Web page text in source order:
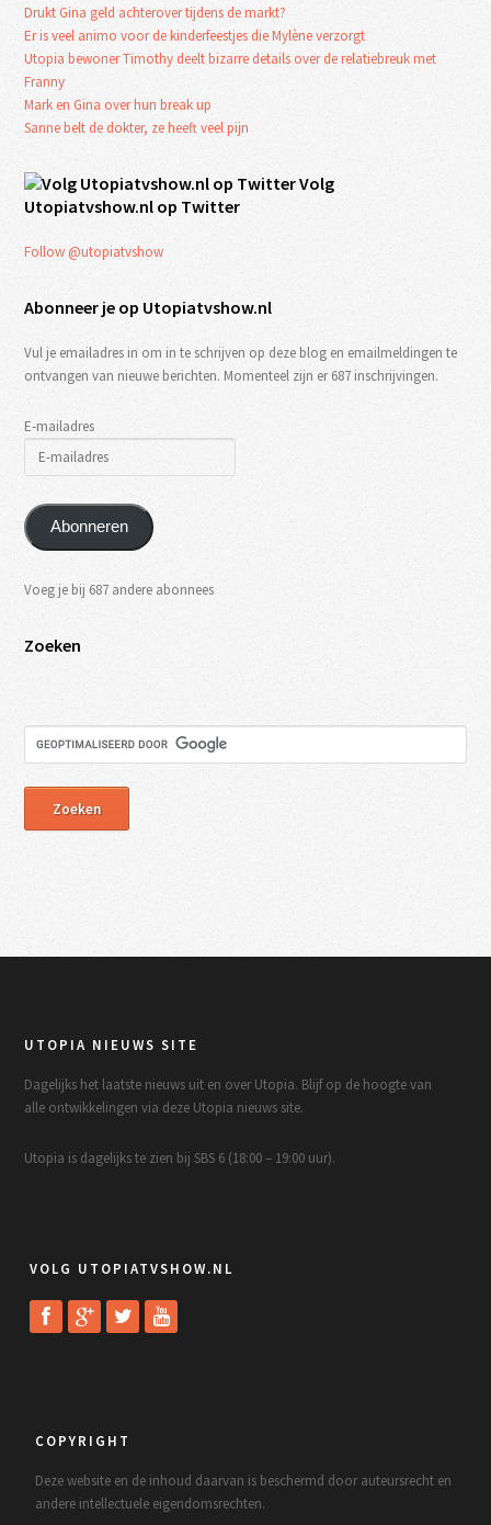
Drukt Gina geld achterover tijdens de markt?
Er is veel animo voor de kinderfeestjes die Mylène verzorgt
Utopia bewoner Timothy deelt bizarre details over de relatiebreuk met
Franny
Mark en Gina over hun break up
Sanne belt de dokter, ze heeft veel pijn
Volg
Utopiatvshow.nl op Twitter
Follow @utopiatvshow
Abonneer je op Utopiatvshow.nl
Vul je emailadres in om in te schrijven op deze blog en emailmeldingen te
ontvangen van nieuwe berichten. Momenteel zijn er 687 inschrijvingen.
E-mailadres
Abonneren
Voeg je bij 687 andere abonnees
Zoeken
UTOPIA NIEUWS SITE
Dagelijks het laatste nieuws uit en over Utopia. Blijf op de hoogte van
alle ontwikkelingen via deze Utopia nieuws site.
Utopia is dagelijks te zien bij SBS 6 (18:00 – 19:00 uur).
VOLG UTOPIATVSHOW.NL
COPYRIGHT
Deze website en de inhoud daarvan is beschermd door auteursrecht en
andere intellectuele eigendomsrechten.